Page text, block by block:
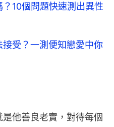
10個問題快速測出異性
受？一測便知戀愛中你
他善良老實，對待每個